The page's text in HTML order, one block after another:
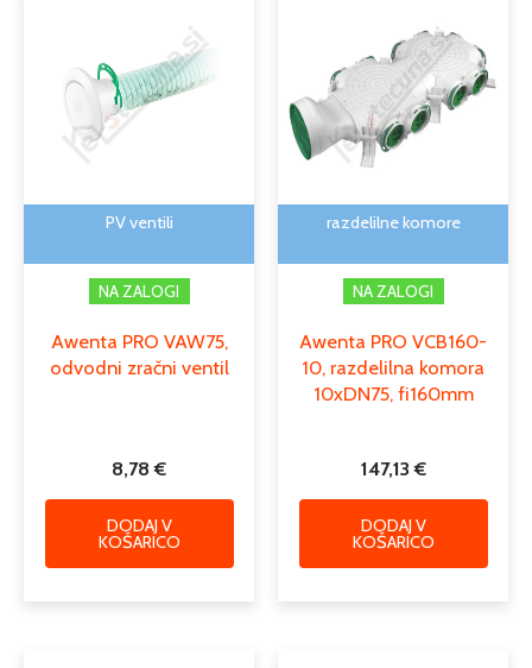
PV ventili
NA ZALOGI
Awenta PRO VAW75,
odvodni zračni ventil
8,78€
DODAJ V
KOŠARICO
razdelilne komore
NA ZALOGI
Awenta PRO VCB160-
10, razdelilna komora
10xDN75, fi160mm
147,13€
DODAJ V
KOŠARICO